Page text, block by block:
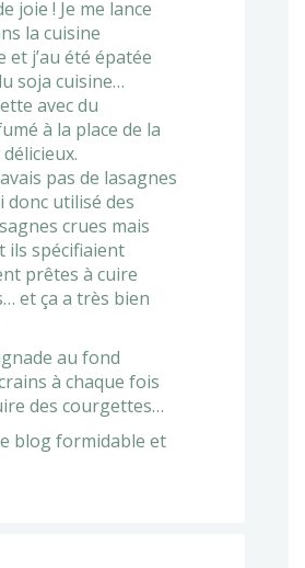
joie ! Je me lance
la cuisine
et j’au été épatée
soja cuisine…
avec du
à la place de la
pas de lasagnes
donc utilisé des
crues mais
ils spécifiaient
prêtes à cuire
et ça a très bien
au fond
à chaque fois
des courgettes…
blog formidable et